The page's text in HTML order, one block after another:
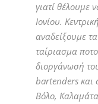
γιατί θέλουμε
Ιονίου.
αναδείξουμε
ταίριασμα
διοργάνωσή
bartenders και
Βόλο,